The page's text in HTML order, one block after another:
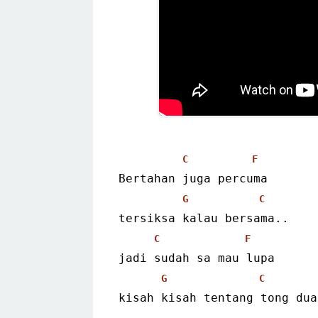
C F
Bertahan juga percuma
G C
tersiksa kalau bersama..
C F
jadi sudah sa mau lupa
G C
kisah kisah tentang tong